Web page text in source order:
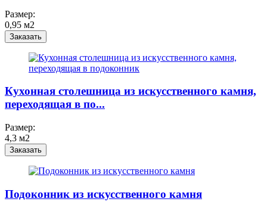
Размер:
0,95 м2
Заказать
Кухонная столешница из искусственного камня,
переходящая в по...
Размер:
4,3 м2
Заказать
Подоконник из искусственного камня